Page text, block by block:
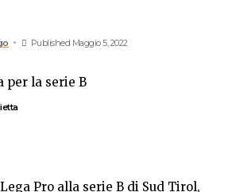
Published Maggio 5, 2022
Pro alla serie B di Sud Tirol,